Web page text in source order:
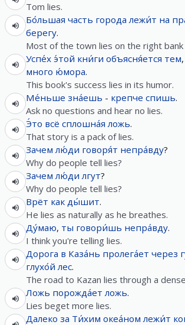
Tom lies.
Бо́льшая часть города лежи́т на
берегу.
Most of the town lies on the right
Успе́х э́той кни́ги объясня́ется тем,
много ю́мора.
This book's success lies in its humor.
Ме́ньше зна́ешь - крепче спишь.
Ask no questions and hear no lies.
Э́то всё сплошна́я ложь.
That story is a pack of lies.
Зачем лю́ди говоря́т непра́вду?
Why do people tell lies?
Зачем лю́ди лгут?
Why do people tell lies?
Врёт как ды́шит.
He lies as naturally as he breathes.
Ду́маю, ты говори́шь непра́вду.
I think you're telling lies.
Дорога в Каза́нь пролега́ет через
глухо́й лес.
The road to Kazan lies through a
Ложь порожда́ет ложь.
Lies beget more lies.
Далеко за Ти́хим океа́ном лежи́т